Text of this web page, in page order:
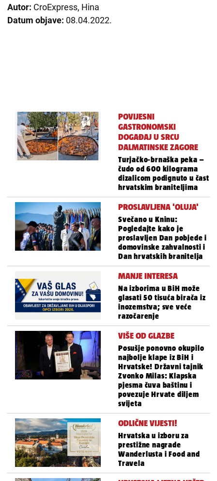
Autor: CroExpress, Hina
Datum objave: 08.04.2022.
POVIJESNI
GASTRONOMSKI
DOGAĐAJ U SRCU
DALMATINSKE ZAGORE
Turjačko-brnaška peka –
čudo od 600 kilograma
dizalicom podignuto u čast
hrvatskim braniteljima
PROSLAVLJENA 'OLUJA'
Svečano u Kninu:
Pogledajte kako je
proslavljen Dan pobjede i
domovinske zahvalnosti i
Dan hrvatskih branitelja
MANJE INTERESA
Na izborima u BiH može
glasati 50 tisuća birača iz
inozemstva; sve veće
razočarenje
VIŠE OD GLAZBE
Posušje ponovno okupilo
najbolje klape iz BiH i
Hrvatske! Državni tajnik
Zvonko Milas: Klapska
pjesma čuva baštinu i
povezuje Hrvate diljem
svijeta
ODLIČNE VIJESTI!
Hrvatska u izboru za
prestižne nagrade
Wanderlusta i Food and
Travela